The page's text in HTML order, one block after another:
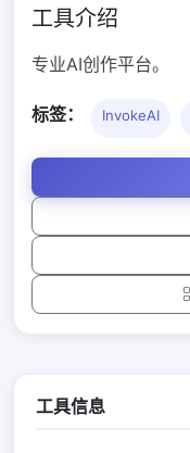
工具介绍
专业AI创作平台。
标签： InvokeAI
工具信息